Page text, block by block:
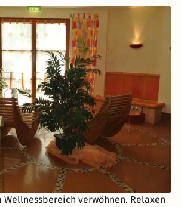
Wellnessbereich verwöhnen. Relaxen